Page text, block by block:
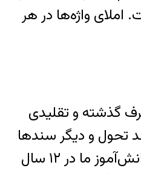
املای واژه‌ها در هر
گذشته و تقلیدی
تحول و دیگر سندها
در صورتی بود که می‌شد به صورت منطقی از آنها استفاده کرد. محتوای کتاب‌های درسی ما هیچ تعییر بنییادی‌ای نکرده و دانش‌آموز ما در ۱۲ سال